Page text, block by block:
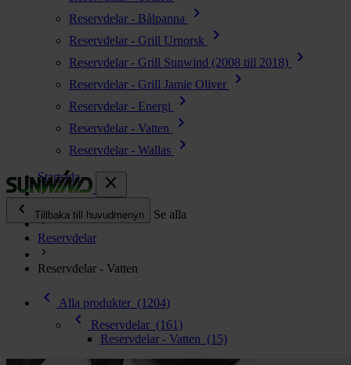
Reservdelar - Bålpanna chevron_right
Reservdelar - Grill Urnorsk chevron_right
Reservdelar - Grill Sunwind (2008 till 2018) chevron_right
Reservdelar - Grill Jamie Oliver chevron_right
Reservdelar - Energi chevron_right
Reservdelar - Vatten chevron_right
Reservdelar - Wallas
chevron_right
close
chevron_left
Tillbaka till huvudmenyn Se alla
Energi chevron_right
chevron_right
Värme chevron_right
Vatten chevron_right
Toalett
Startsida
Reservdelar
Reservdelar - Vatten
chevron_left Alla produkter (1204)
chevron_left Reservdelar (161)
Reservdelar - Vatten (15)